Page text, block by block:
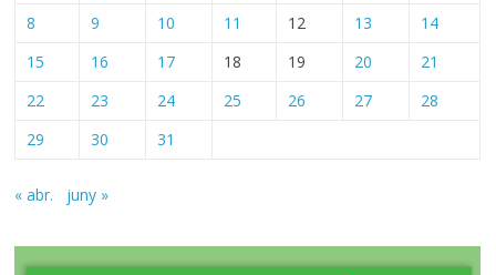
8
9 10 11 12 13
14
15
16 17 18 19 20
21
22
23 24 25 26 27
28
29
30 31
« abr. juny »